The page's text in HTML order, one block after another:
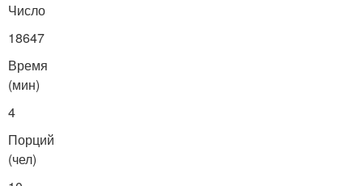
Число
18647
Время
(мин)
4
Порций
(чел)